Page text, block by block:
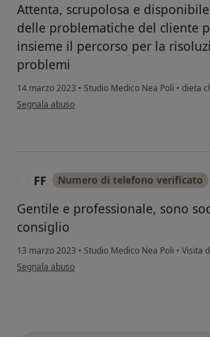
Attenta, scrupolosa e
delle problematiche del cliente
insieme il percorso per la
problemi
14 marzo 2023 • Studio Medico Nea Poli • dieta
secondo l'opinione dell'utente T.l.
Segnala abuso
FF Numero di telefono verificato
Gentile e professionale, sono
consiglio
13 marzo 2023 • Studio Medico Nea Poli • Visita
secondo l'opinione dell'utente FF
Segnala abuso